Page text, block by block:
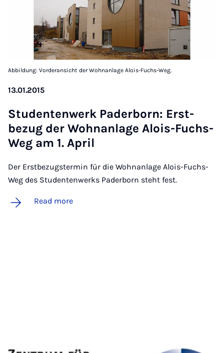
Abbildung: Vorderansicht der Wohnanlage Alois-Fuchs-Weg.
13.01.2015
Stu­den­ten­werk Pader­born: Er­st­
bezug der Wohnan­lage Alois-Fuchs-
Weg am 1. April
Der Erstbezugstermin für die Wohnanlage Alois-Fuchs-
Weg des Studentenwerks Paderborn steht fest.
Read more